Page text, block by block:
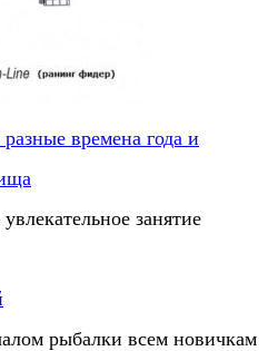
времена года и
занятие
рыбалки всем новичкам